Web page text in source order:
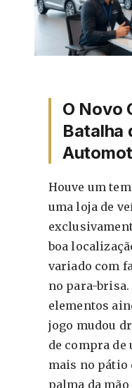
O Novo
Batalha
Houve um
uma loja de
boa
variado com
no para-brisa.
elementos
jogo mudou
de compra de
mais no pátio
palma da